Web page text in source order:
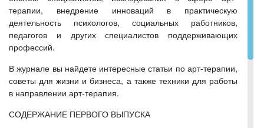
терапии, внедрение инноваций в практическую
деятельность психологов, социальных работников,
педагогов и других специалистов поддерживающих
профессий.
В журнале вы найдете интересные статьи по арт-терапии,
советы для жизни и бизнеса, а также техники для работы
в направлении арт-терапия.
СОДЕРЖАНИЕ ПЕРВОГО ВЫПУСКА